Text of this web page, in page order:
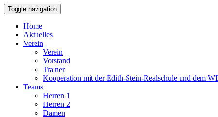
Toggle navigation
Home
Aktuelles
Verein
Verein
Vorstand
Trainer
Kooperation mit der Edith-Stein-Realschule und dem
Teams
Herren 1
Herren 2
Damen